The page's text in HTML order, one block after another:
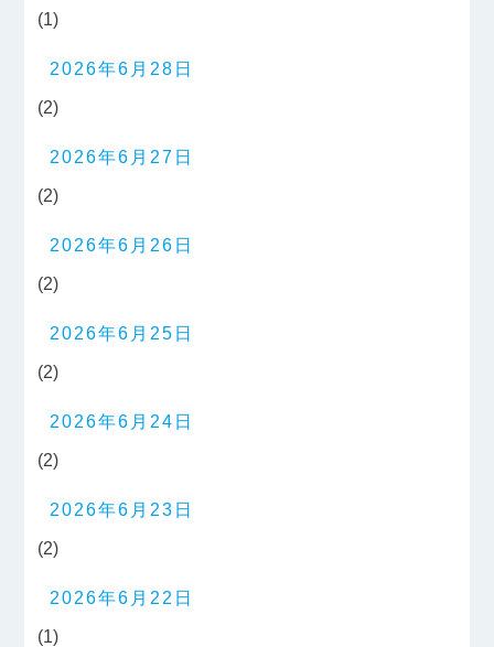
(1)
2026年6月28日
(2)
2026年6月27日
(2)
2026年6月26日
(2)
2026年6月25日
(2)
2026年6月24日
(2)
2026年6月23日
(2)
2026年6月22日
(1)